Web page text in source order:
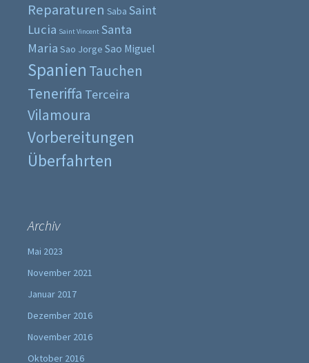
Reparaturen Saba Saint
Lucia Saint Vincent Santa
Maria Sao Jorge Sao Miguel
Spanien Tauchen
Teneriffa Terceira
Vilamoura
Vorbereitungen
Überfahrten
Archiv
Mai 2023
November 2021
Januar 2017
Dezember 2016
November 2016
Oktober 2016